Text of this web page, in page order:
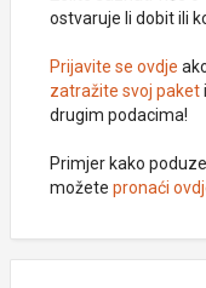
ostvaruje li dobit ili
Prijavite se ovdje
zatražite svoj paket
drugim podacima!
Primjer kako
možete pronaći